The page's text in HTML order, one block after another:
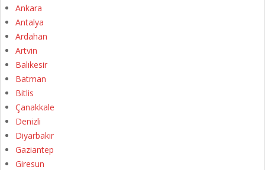
Ankara
Antalya
Ardahan
Artvin
Balıkesir
Batman
Bitlis
Çanakkale
Denizli
Diyarbakır
Gaziantep
Giresun